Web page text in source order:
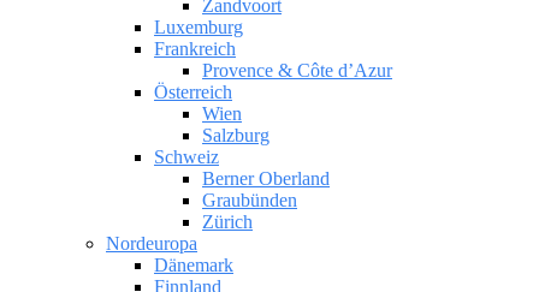
Zandvoort
Luxemburg
Frankreich
Provence & Côte d’Azur
Österreich
Wien
Salzburg
Schweiz
Berner Oberland
Graubünden
Zürich
Nordeuropa
Dänemark
Finnland